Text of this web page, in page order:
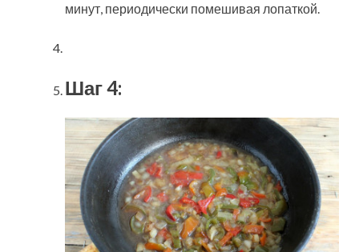
минут, периодически помешивая лопаткой.
Шаг 4: